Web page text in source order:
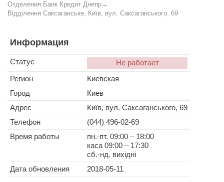
Отделения Банк Кредит Днепр→
Відділення Саксаганське, Київ, вул. Саксаганського, 69
Информация
Статус
Не работает
Регион
Киевская
Город
Киев
Адрес
Київ, вул. Саксаганського, 69
Телефон
(044) 496-02-69
Время работы
пн.-пт. 09:00 – 18:00
каса 09:00 – 17:30
сб.-нд. вихідні
Дата обновления
2018-05-11